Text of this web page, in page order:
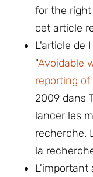
for the
cet article
L'article de
"Avoidable
reporting
2009 dans
lancer les
recherche.
la
L'important